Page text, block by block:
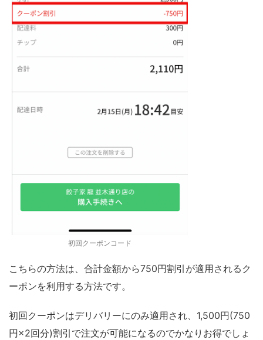
初回クーポンコード
こちらの方法は、合計金額から750円割引が適用されるク
ーポンを利用する方法です。
初回クーポンはデリバリーにのみ適用され、1,500円(750
円×2回分)割引で注文が可能になるのでかなりお得でしょ